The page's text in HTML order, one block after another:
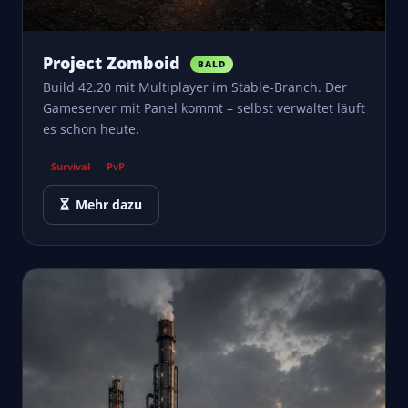
Project Zomboid BALD
Build 42.20 mit Multiplayer im Stable-Branch. Der
Gameserver mit Panel kommt – selbst verwaltet läuft
es schon heute.
Survival PvP
Mehr dazu